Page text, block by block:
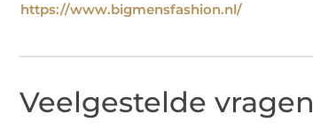
https://www.bigmensfashion.nl/
Veelgestelde vragen